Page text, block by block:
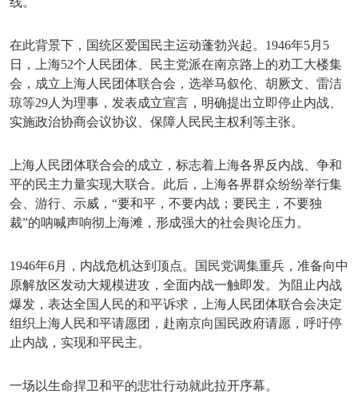
在此背景下，国统区爱国民主运动蓬勃兴起。 1946年5月5
日，上海52个人民团体、民主党派在南京路上的劝工大楼集
会，成立上海人民团体联合会，选举马叙伦、胡厥文、雷洁
琼等29人为理事，发表成立宣言，明确提出立即停止内战、
实施政治协商会议协议、保障人民民主权利等主张。
上海人民团体联合会的成立，标志着上海各界反内战、争和
平的民主力量实现大联合。此后，上海各界群众纷纷举行集
会、游行、示威， “要和平，不要内战；要民主，不要独
裁”的呐喊声响彻上海滩，形成强大的社会舆论压力。
1946年6月，内战危机达到顶点。国民党调集重兵，准备向中
原解放区发动大规模进攻，全面内战一触即发。为阻止内战
爆发，表达全国人民的和平诉求，上海人民团体联合会决定
组织上海人民和平请愿团，赴南京向国民政府请愿，呼吁停
止内战，实现和平民主。
一场以生命捍卫和平的悲壮行动就此拉开序幕。